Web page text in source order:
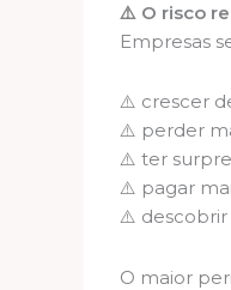
⚠️ O risco
Empresas
⚠️ crescer
⚠️ perder
⚠️ ter
⚠️ pagar
⚠️ descobrir
O maior